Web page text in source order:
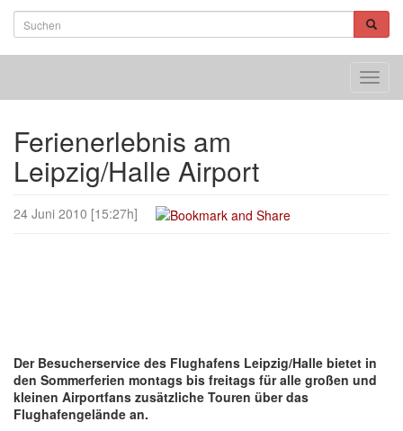
Ferienerlebnis am
Leipzig/Halle Airport
24 Juni 2010 [15:27h]
Der Besucherservice des Flughafens Leipzig/Halle bietet in
den Sommerferien montags bis freitags für alle großen und
kleinen Airportfans zusätzliche Touren über das
Flughafengelände an.